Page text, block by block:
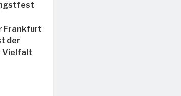
Frankfurt
der
Vielfalt